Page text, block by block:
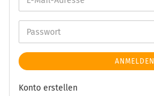
ANMELDEN
Konto erstellen